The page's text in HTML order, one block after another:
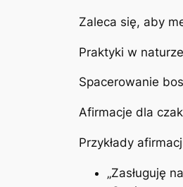
Zaleca się, aby
Praktyki w
Spacerowanie
Afirmacje dla
Przykłady
„Zasługuję